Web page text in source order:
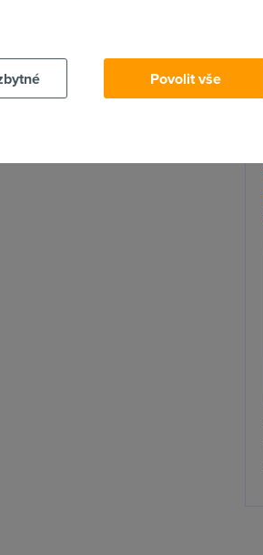
tedy hodinu po půlnoci,
Povolit vše